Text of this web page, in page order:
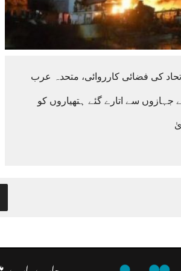
کی فضائی کارروائی، متحدہ عرب
جہازوں سے اتارے گئے ہتھیاروں کو